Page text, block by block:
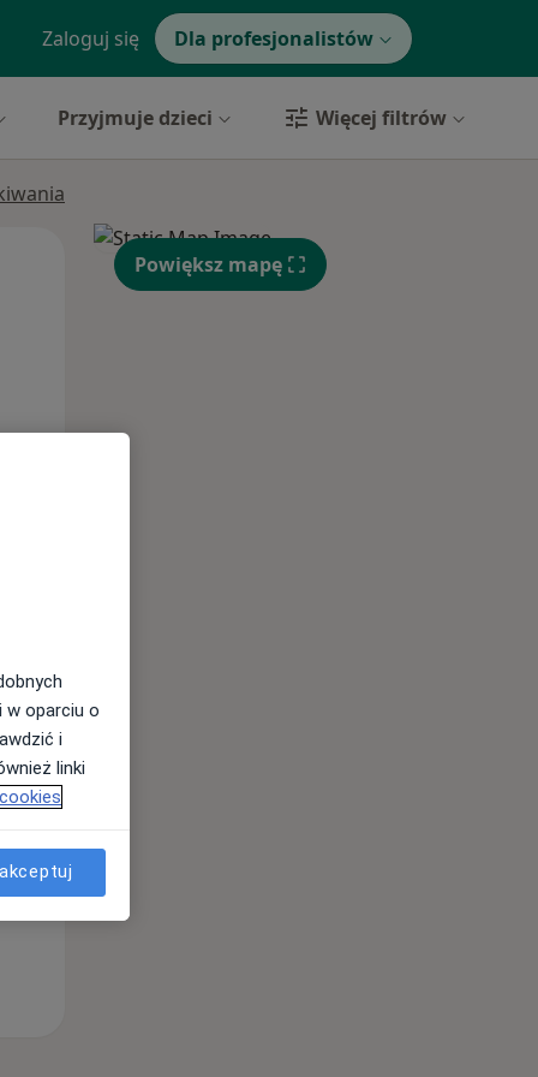
Zaloguj się Dla profesjonalistów
Przyjmuje dzieci Więcej filtrów
Śr, Czw,
Powiększ mapę
w oparciu o
i
linki